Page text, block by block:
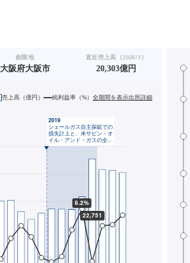
創業地
大阪府大阪市
直近売上高（2026/3）
20,303億円
売上高（億円） 純利益率（%） 全期間を表示出所詳細